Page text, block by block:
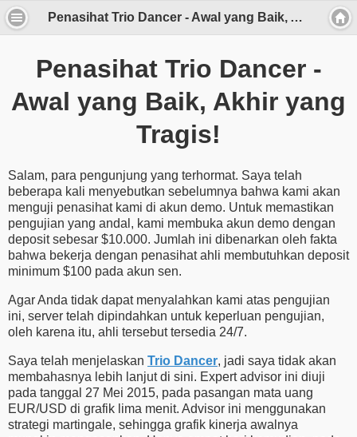
Penasihat Trio Dancer - Awal yang Baik, Akhir yang Tragis!
Penasihat Trio Dancer -
Awal yang Baik, Akhir yang
Tragis!
Salam, para pengunjung yang terhormat. Saya telah
beberapa kali menyebutkan sebelumnya bahwa kami akan
menguji penasihat kami di akun demo. Untuk memastikan
pengujian yang andal, kami membuka akun demo dengan
deposit sebesar $10.000. Jumlah ini dibenarkan oleh fakta
bahwa bekerja dengan penasihat ahli membutuhkan deposit
minimum $100 pada akun sen.
Agar Anda tidak dapat menyalahkan kami atas pengujian
ini, server telah dipindahkan untuk keperluan pengujian,
oleh karena itu, ahli tersebut tersedia 24/7.
Saya telah menjelaskan Trio Dancer, jadi saya tidak akan
membahasnya lebih lanjut di sini. Expert advisor ini diuji
pada tanggal 27 Mei 2015, pada pasangan mata uang
EUR/USD di grafik lima menit. Advisor ini menggunakan
strategi martingale, sehingga grafik kinerja awalnya